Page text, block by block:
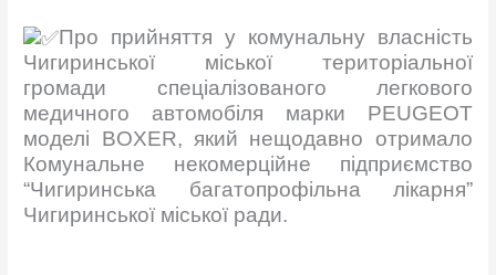
Про прийняття у комунальну власність
Чигиринської міської територіальної
громади спеціалізованого легкового
медичного автомобіля марки PEUGEOT
моделі BOXER, який нещодавно отримало
Комунальне некомерційне підприємство
“Чигиринська багатопрофільна лікарня”
Чигиринської міської ради.